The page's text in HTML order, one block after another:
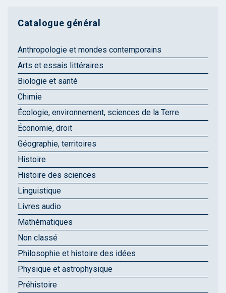
Catalogue général
Anthropologie et mondes contemporains
Arts et essais littéraires
Biologie et santé
Chimie
Écologie, environnement, sciences de la Terre
Économie, droit
Géographie, territoires
Histoire
Histoire des sciences
Linguistique
Livres audio
Mathématiques
Non classé
Philosophie et histoire des idées
Physique et astrophysique
Préhistoire